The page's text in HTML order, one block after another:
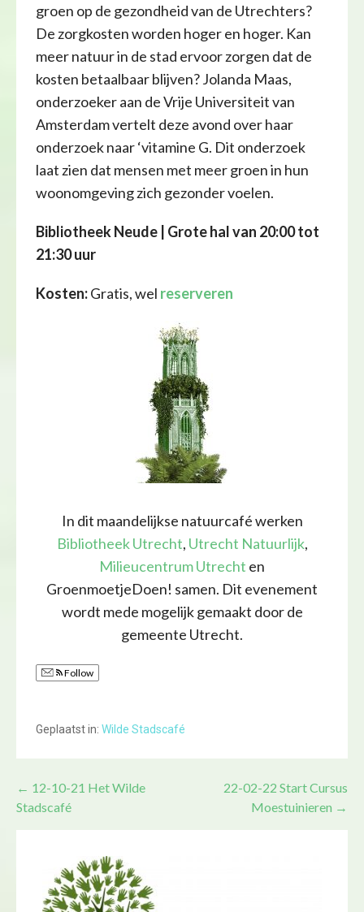
groen op de gezondheid van de Utrechters?
De zorgkosten worden hoger en hoger. Kan
meer natuur in de stad ervoor zorgen dat de
kosten betaalbaar blijven? Jolanda Maas,
onderzoeker aan de Vrije Universiteit van
Amsterdam vertelt deze avond over haar
onderzoek naar ‘vitamine G. Dit onderzoek
laat zien dat mensen met meer groen in hun
woonomgeving zich gezonder voelen.
Bibliotheek Neude | Grote halvan 20:00 tot
21:30 uur
Kosten:Gratis, wel reserveren
In dit maandelijkse natuurcafé werken
Bibliotheek Utrecht, Utrecht Natuurlijk,
Milieucentrum Utrecht en
GroenmoetjeDoen! samen. Dit evenement
wordt mede mogelijk gemaakt door de
gemeente Utrecht.
Follow
Geplaatst in: Wilde Stadscafé
Bericht
← 12-10-21 Het Wilde
Stadscafé
22-02-22 Start Cursus
Moestuinieren →